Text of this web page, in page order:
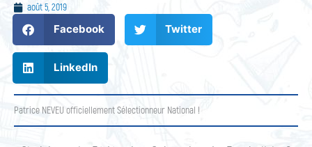
août 5, 2019
Facebook Twitter
LinkedIn
Patrice NEVEU officiellement Sélectionneur National !